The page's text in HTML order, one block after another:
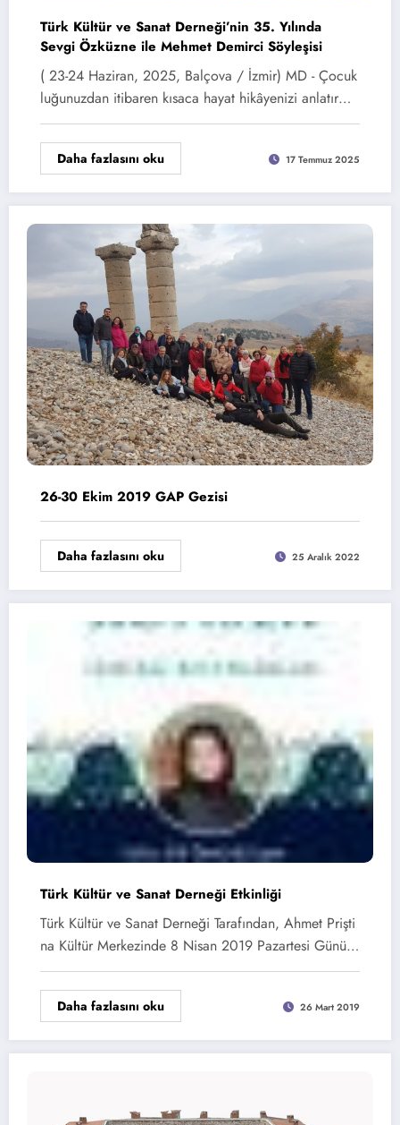
Türk Kültür ve Sanat Derneği’nin 35. Yılında
Sevgi Özküzne ile Mehmet Demirci Söyleşisi
( 23-24 Haziran, 2025, Balçova / İzmir) MD - Çocuk
luğunuzdan itibaren kısaca hayat hikâyenizi anlatır…
Daha fazlasını oku 17 Temmuz 2025
26-30 Ekim 2019 GAP Gezisi
Daha fazlasını oku 25 Aralık 2022
Türk Kültür ve Sanat Derneği Etkinliği
Türk Kültür ve Sanat Derneği Tarafından, Ahmet Prişti
na Kültür Merkezinde 8 Nisan 2019 Pazartesi Günü…
Daha fazlasını oku 26 Mart 2019